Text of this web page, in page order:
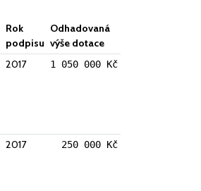
Rok
podpisu
Odhadovaná
výše dotace
2017 1 050 000 Kč
2017 250 000 Kč